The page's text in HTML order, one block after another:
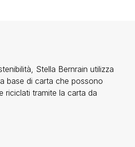
Stella Bernrain utilizza
base di carta che possono
riciclati tramite la carta da